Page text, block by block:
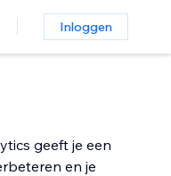
Inloggen
geeft je een
en je